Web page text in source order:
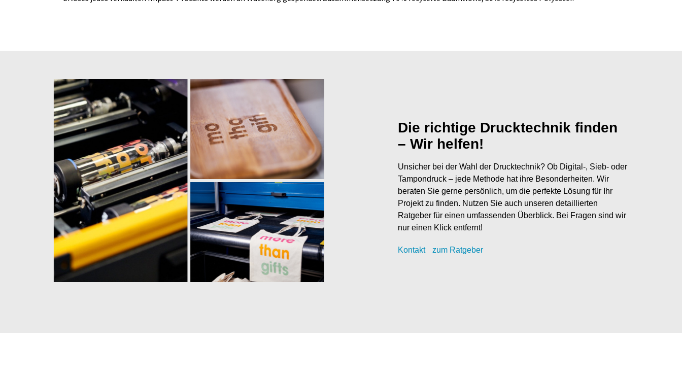
Die richtige Drucktechnik finden
– Wir helfen!
Unsicher bei der Wahl der Drucktechnik? Ob Digital-, Sieb- oder
Tampondruck – jede Methode hat ihre Besonderheiten. Wir
beraten Sie gerne persönlich, um die perfekte Lösung für Ihr
Projekt zu finden. Nutzen Sie auch unseren detaillierten
Ratgeber für einen umfassenden Überblick. Bei Fragen sind wir
nur einen Klick entfernt!
Kontakt zum Ratgeber